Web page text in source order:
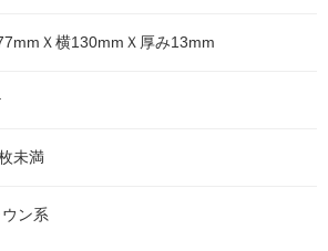
Ｘ横130mmＸ厚み13mm
未満
ン系